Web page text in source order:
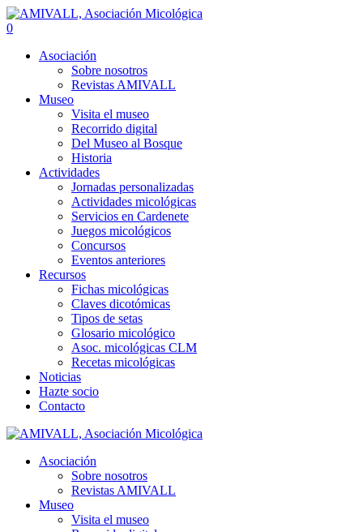
0
Asociación
Sobre nosotros
Revistas AMIVALL
Museo
Visita el museo
Recorrido digital
Del Museo al Bosque
Historia
Actividades
Jornadas personalizadas
Actividades micológicas
Servicios en Cardenete
Juegos micológicos
Concursos
Eventos anteriores
Recursos
Fichas micológicas
Claves dicotómicas
Tipos de setas
Glosario micológico
Asoc. micológicas CLM
Recetas micológicas
Noticias
Hazte socio
Contacto
Asociación
Sobre nosotros
Revistas AMIVALL
Museo
Visita el museo